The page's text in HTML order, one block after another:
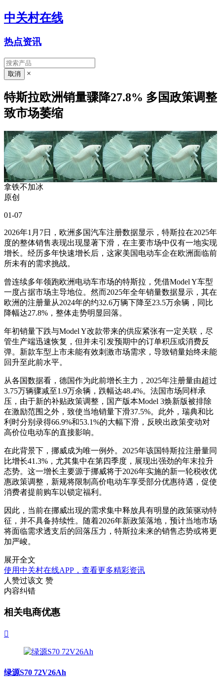
中关村在线
热点资讯
×
特斯拉欧洲销量骤降27.8% 多国政策调整
致市场萎缩
拿铁不加冰
原创
01-07
2026年1月7日，欧洲多国汽车注册数据显示，特斯拉在2025年
度的整体销售表现出现显著下滑，在主要市场中仅有一地实现
增长。经历多年快速增长后，这家美国电动车企在欧洲面临前
所未有的需求挑战。
曾连续多年领跑欧洲电动车市场的特斯拉，凭借Model Y车型
一度占据市场主导地位。然而2025年全年销量数据显示，其在
欧洲的注册量从2024年的约32.6万辆下降至23.5万余辆，同比
降幅达27.8%，整体走势明显回落。
年初销量下跌与Model Y改款带来的供应紧张有一定关联，尽
管生产端迅速恢复，但并未引发预期中的订单积压或消费反
弹。新款车型上市未能有效刺激市场需求，导致销量始终未能
回升至此前水平。
从各国数据看，德国作为此前增长主力，2025年注册量由超过
3.75万辆骤减至1.9万余辆，跌幅达48.4%。法国市场同样承
压，由于新的补贴政策调整，国产版本Model 3焕新版被排除
在激励范围之外，致使当地销量下滑37.5%。此外，瑞典和比
利时分别录得66.9%和53.1%的大幅下滑，反映出政策变动对
高价位电动车的直接影响。
在此背景下，挪威成为唯一例外。2025年该国特斯拉注册量同
比增长41.3%，尤其集中在第四季度，展现出强劲的年末拉升
态势。这一增长主要源于挪威将于2026年实施的新一轮税收优
惠政策调整，新规将限制高价电动车享受部分优惠待遇，促使
消费者提前购车以锁定福利。
因此，当前在挪威出现的需求集中释放具有明显的政策驱动特
征，并不具备持续性。随着2026年新政策落地，预计当地市场
将面临需求透支后的回落压力，特斯拉未来的销售态势或将更
加严峻。
展开全文
使用中关村在线APP，查看更多精彩资讯
人赞过该文 赞
内容纠错
相关电商优惠

绿源S70 72V26Ah